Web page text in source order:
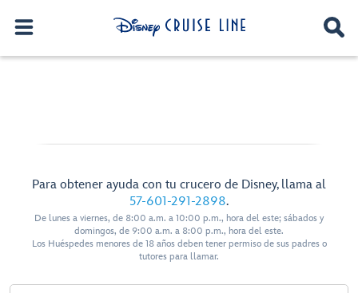
Para obtener ayuda con tu crucero de Disney, llama al
57-601-291-2898.
De lunes a viernes, de 8:00 a.m. a 10:00 p.m., hora del este; sábados y
domingos, de 9:00 a.m. a 8:00 p.m., hora del este.
Los Huéspedes menores de 18 años deben tener permiso de sus padres o
tutores para llamar.